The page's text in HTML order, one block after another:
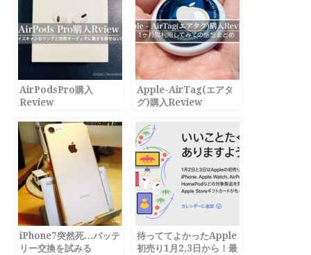
AirPodsPro購入
Review
Apple-AirTag(エアタ
グ)購入Review
iPhone7突然死…バッテ
リー交換を試みる
待っててよかったApple
初売り1月2,3日から！最